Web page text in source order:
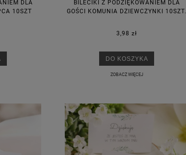
DLA
10SZT
BILECIKI Z PODZIĘKOWANIEM DLA
GOŚCI KOMUNIA DZIEWCZYNKI 10SZT.
3,98 zł
DO KOSZYKA
ZOBACZ WIĘCEJ